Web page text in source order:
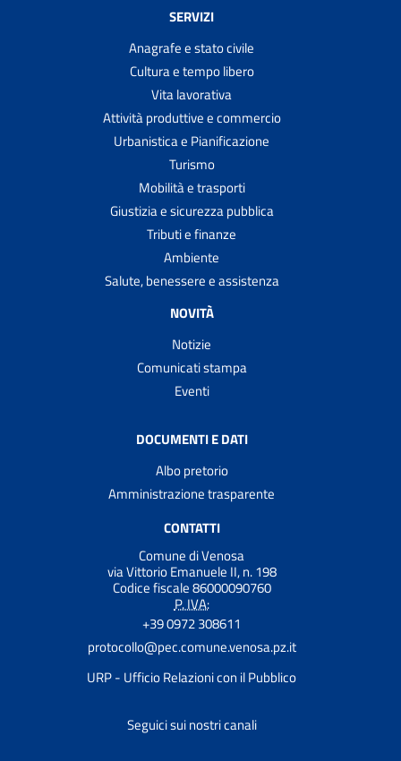
SERVIZI
Anagrafe e stato civile
Cultura e tempo libero
Vita lavorativa
Attività produttive e commercio
Urbanistica e Pianificazione
Turismo
Mobilità e trasporti
Giustizia e sicurezza pubblica
Tributi e finanze
Ambiente
Salute, benessere e assistenza
NOVITÀ
Notizie
Comunicati stampa
Eventi
DOCUMENTI E DATI
Albo pretorio
Amministrazione trasparente
CONTATTI
Comune di Venosa
via Vittorio Emanuele II, n. 198
Codice fiscale 86000090760
P. IVA:
+39 0972 308611
protocollo@pec.comune.venosa.pz.it
URP - Ufficio Relazioni con il Pubblico
Seguici sui nostri canali